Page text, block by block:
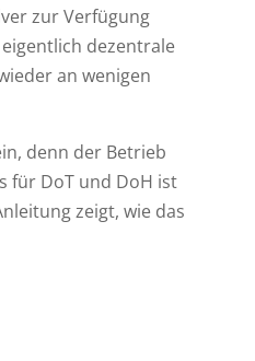
zur Verfügung
dezentrale
an wenigen
denn der Betrieb
für DoT und DoH ist
zeigt, wie das